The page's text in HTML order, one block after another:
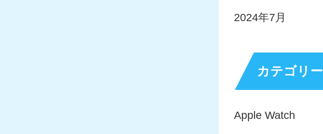
2024年7月
カテゴリー
Apple Watch